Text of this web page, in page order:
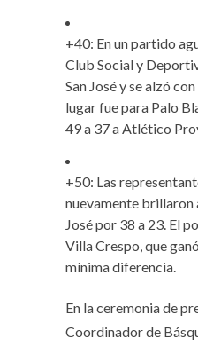
+40: En un partido
Club Social y
San José y se alzó
lugar fue para Palo
49 a 37 a Atlético
+50: Las
nuevamente brillaron
José por 38 a 23. El
Villa Crespo, que
mínima diferencia.
En la ceremonia de
Coordinador de